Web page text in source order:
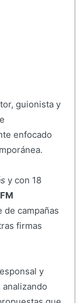
guionista y
enfocado
y con 18
de campañas
firmas
y